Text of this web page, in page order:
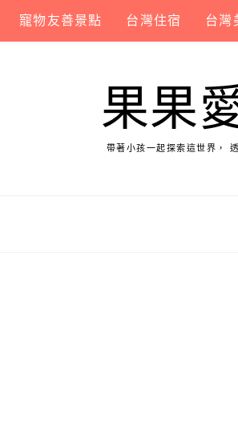
寵物友善景點 台灣住宿 台灣
果果
帶著小孩一起探索這世界，